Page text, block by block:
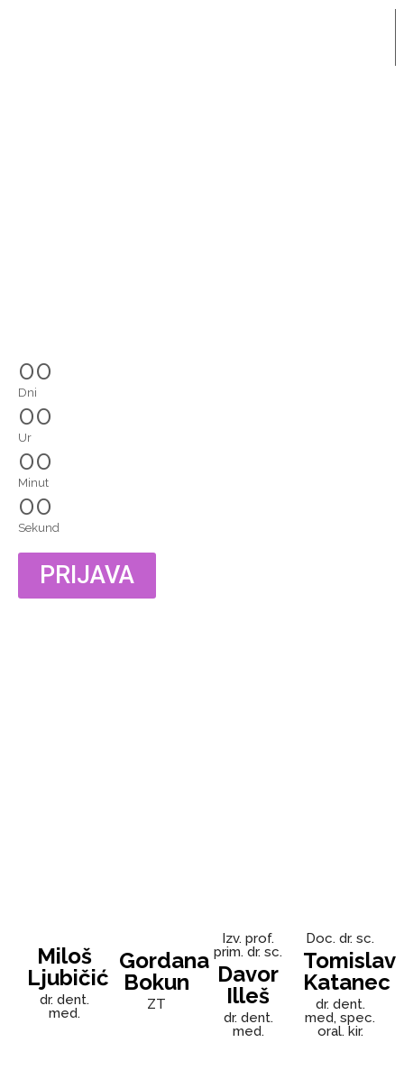
00
Dni
00
Ur
00
Minut
00
Sekund
PRIJAVA
Miloš
Ljubičić
dr. dent.
med.
Gordana
Bokun
ZT
Izv. prof.
prim. dr. sc.
Davor
Illeš
dr. dent.
med.
Doc. dr. sc.
Tomislav
Katanec
dr. dent.
med, spec.
oral. kir.